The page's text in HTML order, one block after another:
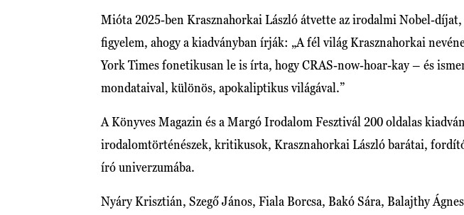
Mióta 2025-ben Krasznahorkai László átvette az irodalmi Nobel-
figyelem, ahogy a kiadványban írják: „A fél világ Krasznahorkai
York Times fonetikusan le is írta, hogy CRAS-now-hoar-kay – és
mondataival, különös, apokaliptikus világával.”
A Könyves Magazin és a Margó Irodalom Fesztivál 200 oldalas
irodalomtörténészek, kritikusok, Krasznahorkai László barátai,
író univerzumába.
Nyáry Krisztián, Szegő János, Fiala Borcsa, Bakó Sára, Balajthy